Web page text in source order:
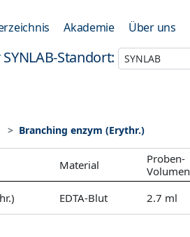
Akademie Über uns
Standort:
Branching enzym (Erythr.)
Material
Proben-
Volumen
EDTA-Blut 2.7 ml